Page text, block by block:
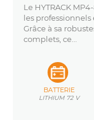
Le HYTRACK
les
Grâce à sa
complets, ce...
BATTERIE
LITHIUM 72 V